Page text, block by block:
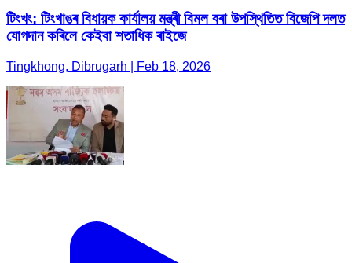
টিংখং: টিংখাঙৰ বিধায়ক কাৰ্যালয় মন্ত্ৰী বিমল বৰা উপস্থিতিত বিজেপি দলত
যোগদান কৰিলে কেইবা শতাধিক ৰাইজে
Tingkhong, Dibrugarh | Feb 18, 2026